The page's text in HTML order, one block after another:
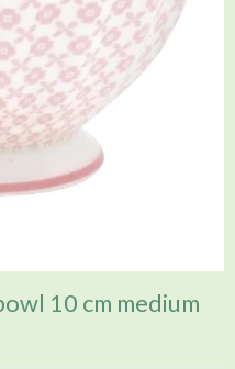
10 cm medium